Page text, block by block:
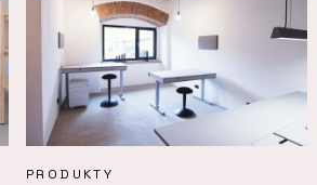
PRODUKTY